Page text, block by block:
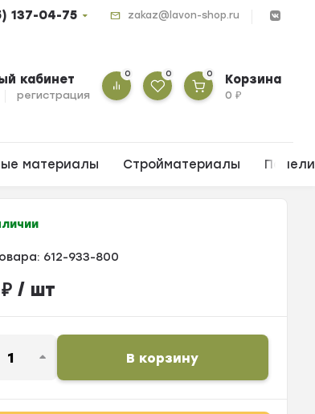
137-04-75 zakaz@lavon-shop.ru
кабинет
регистрация
0 0 0 Корзина
0₽
материалы Стройматериалы
612-933-800
₽/ шт
В корзину